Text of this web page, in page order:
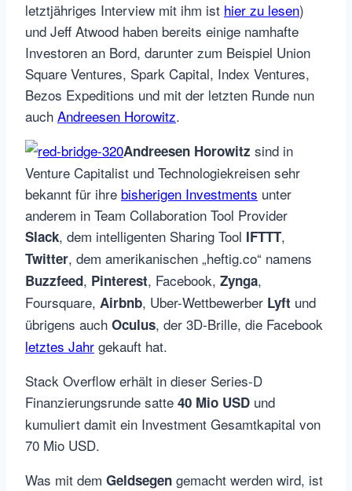
letztjähriges Interview mit ihm ist hier zu lesen)
und Jeff Atwood haben bereits einige namhafte
Investoren an Bord, darunter zum Beispiel Union
Square Ventures, Spark Capital, Index Ventures,
Bezos Expeditions und mit der letzten Runde nun
auch Andreesen Horowitz.
Andreesen Horowitz sind in
Venture Capitalist und Technologiekreisen sehr
bekannt für ihre bisherigen Investments unter
anderem in Team Collaboration Tool Provider
Slack, dem intelligenten Sharing Tool IFTTT,
Twitter, dem amerikanischen „heftig.co“ namens
Buzzfeed, Pinterest, Facebook, Zynga,
Foursquare, Airbnb, Uber-Wettbewerber Lyft und
übrigens auch Oculus, der 3D-Brille, die Facebook
letztes Jahr gekauft hat.
Stack Overflow erhält in dieser Series-D
Finanzierungsrunde satte 40 Mio USD und
kumuliert damit ein Investment Gesamtkapital von
70 Mio USD.
Was mit dem Geldsegen gemacht werden wird, ist